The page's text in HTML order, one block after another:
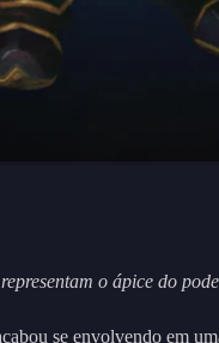
o ápice do
se envolvendo em